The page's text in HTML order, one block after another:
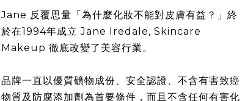
Jane 反覆思量「為什麼化妝不能對皮膚有益？」終
於在1994年成立 Jane Iredale, Skincare
Makeup 徹底改變了美容行業。
品牌一直以優質礦物成份、安全認證、不含有害致癌
物質及防腐添加劑為首要條件，而且不含任何有害化